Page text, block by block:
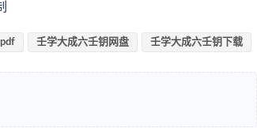
壬学大成六壬钥网盘 壬学大成六壬钥下载